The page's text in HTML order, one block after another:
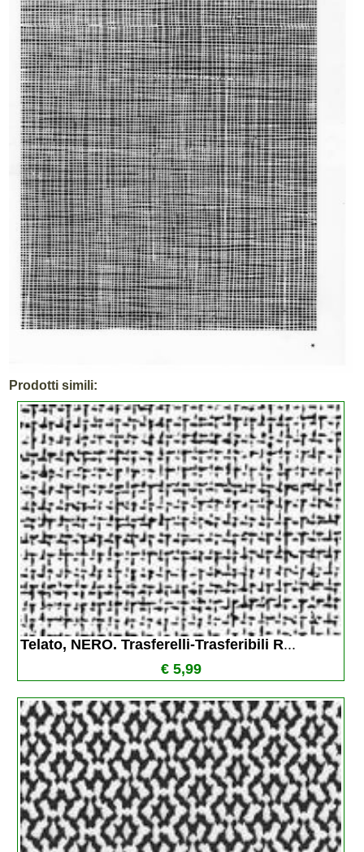
Prodotti simili:
Telato, NERO. Trasferelli-Trasferibili R...
€ 5,99